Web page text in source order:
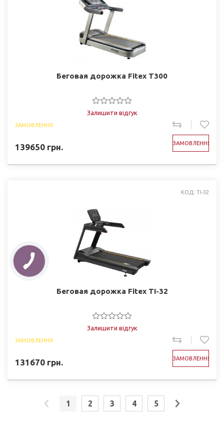
Беговая дорожка Fitex T300
Залишити відгук
ЗАМОВЛЕННЯ
139650 грн. ЗАМОВЛЕННЯ
КОД: TI-32
Беговая дорожка Fitex TI-32
Залишити відгук
ЗАМОВЛЕННЯ
131670 грн. ЗАМОВЛЕННЯ
1 2 3 4 5